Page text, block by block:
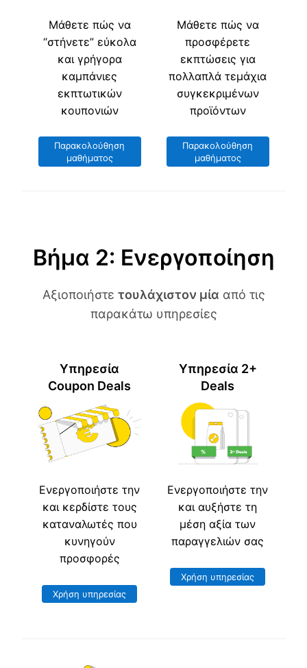
Μάθετε πώς να
“στήνετε” εύκολα
και γρήγορα
καμπάνιες
εκπτωτικών
κουπονιών
Παρακολούθηση
μαθήματος
Μάθετε πώς να
προσφέρετε
εκπτώσεις για
πολλαπλά τεμάχια
συγκεκριμένων
προϊόντων
Παρακολούθηση
μαθήματος
Βήμα 2: Ενεργοποίηση
Αξιοποιήστε τουλάχιστον μία από τις
παρακάτω υπηρεσίες
Υπηρεσία
Coupon Deals
Ενεργοποιήστε την
και κερδίστε τους
καταναλωτές που
κυνηγούν
προσφορές
Χρήση υπηρεσίας
Υπηρεσία 2+
Deals
Ενεργοποιήστε την
και αυξήστε τη
μέση αξία των
παραγγελιών σας
Χρήση υπηρεσίας